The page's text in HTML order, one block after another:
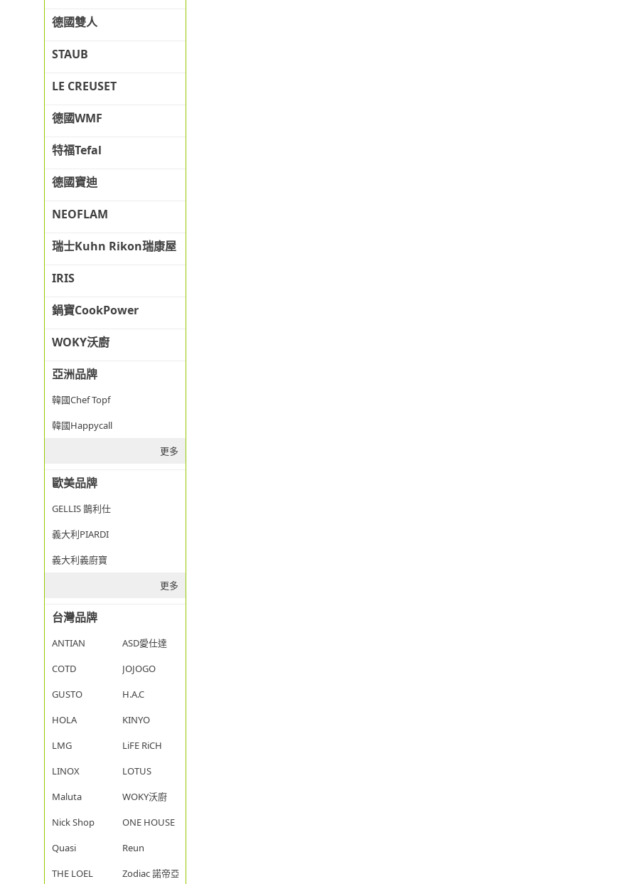
德國雙人
STAUB
LE CREUSET
德國WMF
特福Tefal
德國寶迪
NEOFLAM
瑞士Kuhn Rikon瑞康屋
IRIS
鍋寶CookPower
WOKY沃廚
亞洲品牌
韓國Chef Topf
韓國Happycall
更多
歐美品牌
GELLIS 鵲利仕
義大利PIARDI
義大利義廚寶
更多
台灣品牌
ANTIAN
ASD愛仕達
COTD
JOJOGO
GUSTO
H.A.C
HOLA
KINYO
LMG
LiFE RiCH
LINOX
LOTUS
Maluta
WOKY沃廚
Nick Shop
ONE HOUSE
Quasi
Reun
THE LOEL
Zodiac 諾帝亞